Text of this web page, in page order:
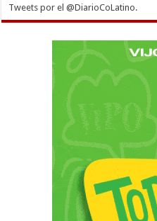
Tweets por el @DiarioCoLatino.